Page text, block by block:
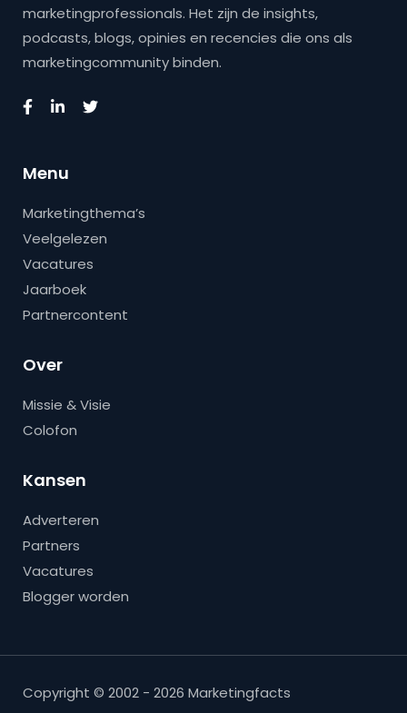
marketingprofessionals. Het zijn de insights,
podcasts, blogs, opinies en recencies die ons als
marketingcommunity binden.
Menu
Marketingthema’s
Veelgelezen
Vacatures
Jaarboek
Partnercontent
Over
Missie & Visie
Colofon
Kansen
Adverteren
Partners
Vacatures
Blogger worden
Copyright © 2002 - 2026 Marketingfacts